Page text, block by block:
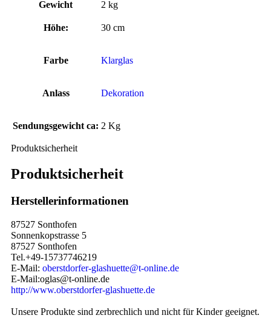
Gewicht
2 kg
Höhe: 30 cm
Farbe Klarglas
Anlass Dekoration
Sendungsgewicht ca: 2 Kg
Produktsicherheit
Produktsicherheit
Herstellerinformationen
87527 Sonthofen
Sonnenkopstrasse 5
87527 Sonthofen
Tel.+49-15737746219
E-Mail: oberstdorfer-glashuette@t-online.de
E-Mail:oglas@t-online.de
http://www.oberstdorfer-glashuette.de
Unsere Produkte sind zerbrechlich und nicht für Kinder geeignet.